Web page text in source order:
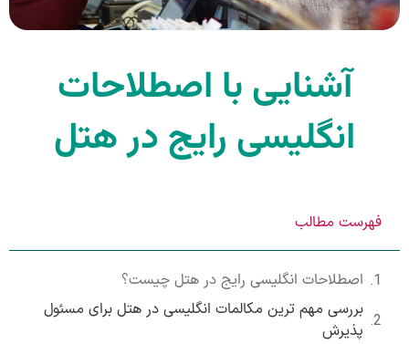
آشنایی با اصطلاحات
انگلیسی رایج در هتل
فهرست مطالب
اصطلاحات انگلیسی رایج در هتل چیست؟
بررسی مهم ترین مکالمات انگلیسی در هتل برای مسئول
پذیرش